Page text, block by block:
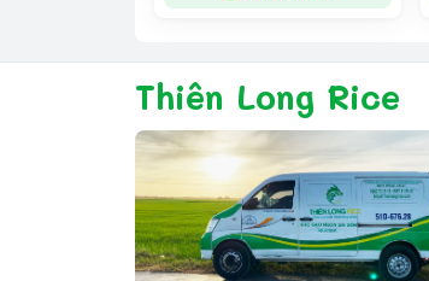
Thiên Long Rice